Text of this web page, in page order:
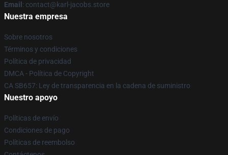
Email : contact@karl-jacobs.store
Nuestra empresa
Sobre nosotros
Términos y condiciones
Política de privacidad
DMCA - Política de Copyright
CA SB657: Ley de transparencia en la cadena de suministro
Nuestro apoyo
Políticas de envío
Condiciones de pago
Políticas de reembolso